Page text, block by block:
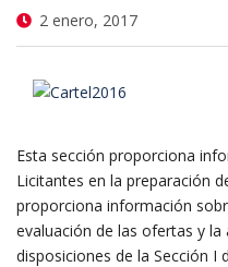
2 enero, 2017
Esta sección proporciona
Licitantes en la preparación
proporciona información
evaluación de las ofertas y
disposiciones de la Sección I